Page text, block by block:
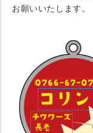
お願いいたします。